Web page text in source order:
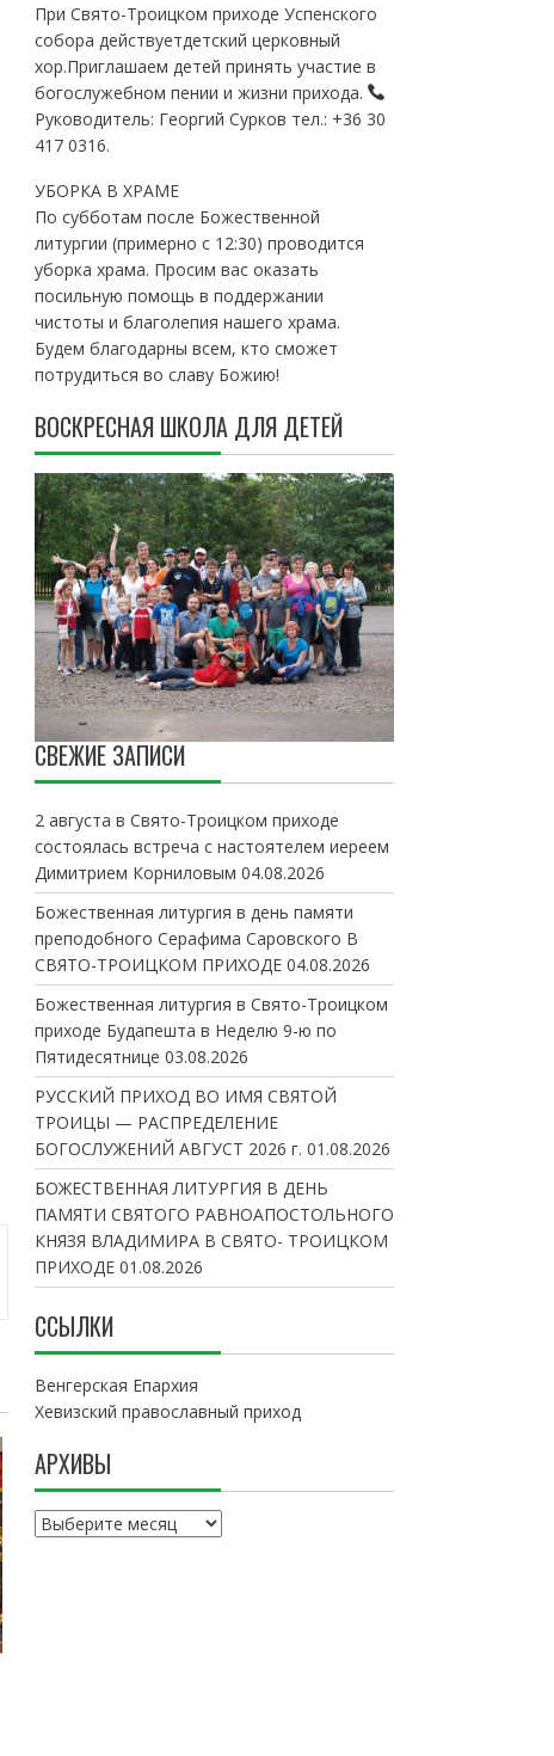
При Свято-Троицком приходе Успенского
собора действуетдетский церковный
хор.Приглашаем детей принять участие в
богослужебном пении и жизни прихода.
Руководитель: Георгий Сурков тел.: +36 30
417 0316.
УБОРКА В ХРАМЕ
По субботам после Божественной
литургии (примерно с 12:30) проводится
уборка храма. Просим вас оказать
посильную помощь в поддержании
чистоты и благолепия нашего храма.
Будем благодарны всем, кто сможет
потрудиться во славу Божию!
ВОСКРЕСНАЯ ШКОЛА ДЛЯ ДЕТЕЙ
СВЕЖИЕ ЗАПИСИ
2 августа в Свято-Троицком приходе
состоялась встреча с настоятелем иереем
Димитрием Корниловым 04.08.2026
Божественная литургия в день памяти
преподобного Серафима Саровского В
СВЯТО-ТРОИЦКОМ ПРИХОДЕ 04.08.2026
Божественная литургия в Свято-Троицком
приходе Будапешта в Неделю 9-ю по
Пятидесятнице 03.08.2026
РУССКИЙ ПРИХОД ВО ИМЯ СВЯТОЙ
ТРОИЦЫ — РАСПРЕДЕЛЕНИЕ
БОГОСЛУЖЕНИЙ АВГУСТ 2026 г. 01.08.2026
БОЖЕСТВЕННАЯ ЛИТУРГИЯ В ДЕНЬ
ПАМЯТИ СВЯТОГО РАВНОАПОСТОЛЬНОГО
КНЯЗЯ ВЛАДИМИРА В СВЯТО- ТРОИЦКОМ
ПРИХОДЕ 01.08.2026
ССЫЛКИ
Венгерская Епархия
Хевизский православный приход
АРХИВЫ
А